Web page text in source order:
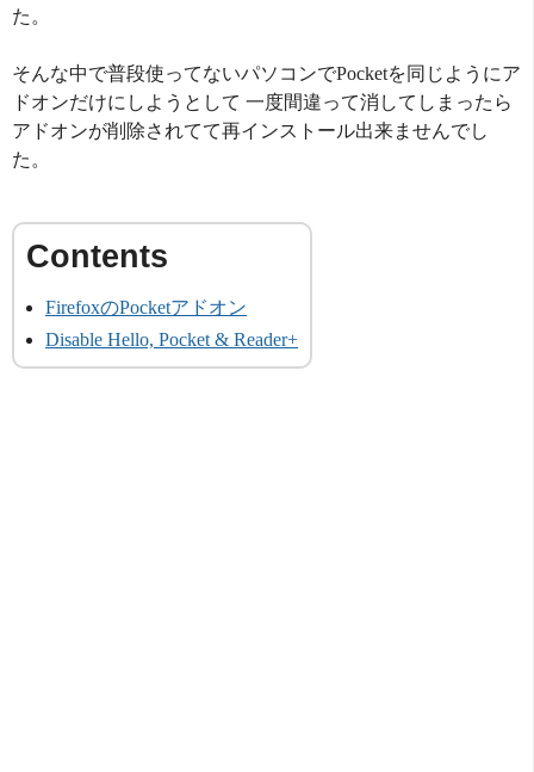
た。
そんな中で普段使ってないパソコンでPocketを同じようにア
ドオンだけにしようとして 一度間違って消してしまったら
アドオンが削除されてて再インストール出来ませんでし
た。
FirefoxのPocketアドオン
Disable Hello, Pocket & Reader+